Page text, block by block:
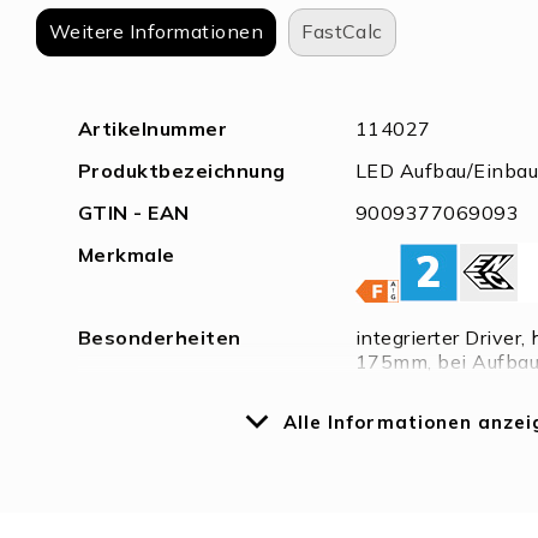
springen
Weitere Informationen
Weitere
Artikelnummer
114027
Produktbezeichnung
LED Aufbau/
GTIN - EAN
9009377069093
Merkmale
Besonderheiten
integrierter Driver,
175mm, bei
220 - 240 V AC
Alle Informationen
FastCalc